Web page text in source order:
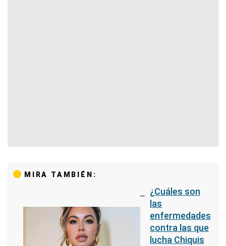
MIRA TAMBIÉN:
¿Cuáles son
las
enfermedades
contra las que
lucha Chiquis